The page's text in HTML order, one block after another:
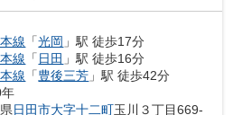
線 「光岡 」駅 徒歩17分
線 「 日田 」駅 徒歩16分
線 「豊後三芳 」駅 徒歩42分
日田市大字十二町玉川３丁目669-